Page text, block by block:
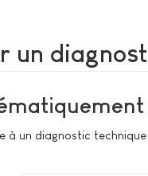
un
un diagnostic